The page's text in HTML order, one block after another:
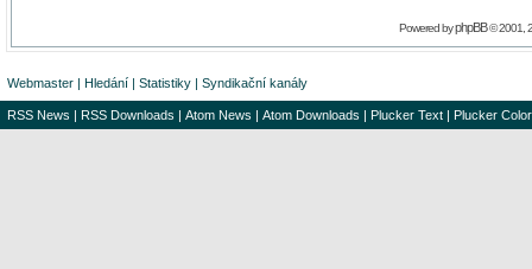
Powered byphpBB© 2001,
Webmaster | Hledání | Statistiky | Syndikační kanály
RSS News | RSS Downloads | Atom News | Atom Downloads | Plucker Text | Plucker Color